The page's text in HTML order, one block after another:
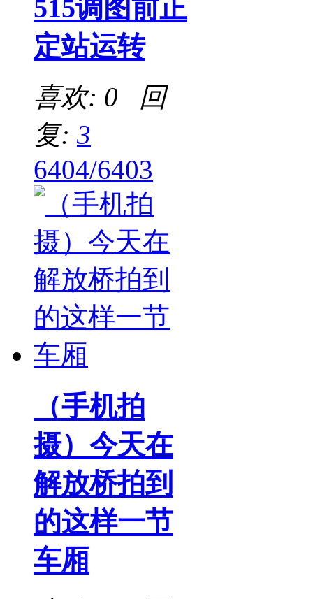
515调图前正
定站运转
喜欢: 0 回
复: 3
6404/6403
（手机拍
摄）今天在
解放桥拍到
的这样一节
车厢